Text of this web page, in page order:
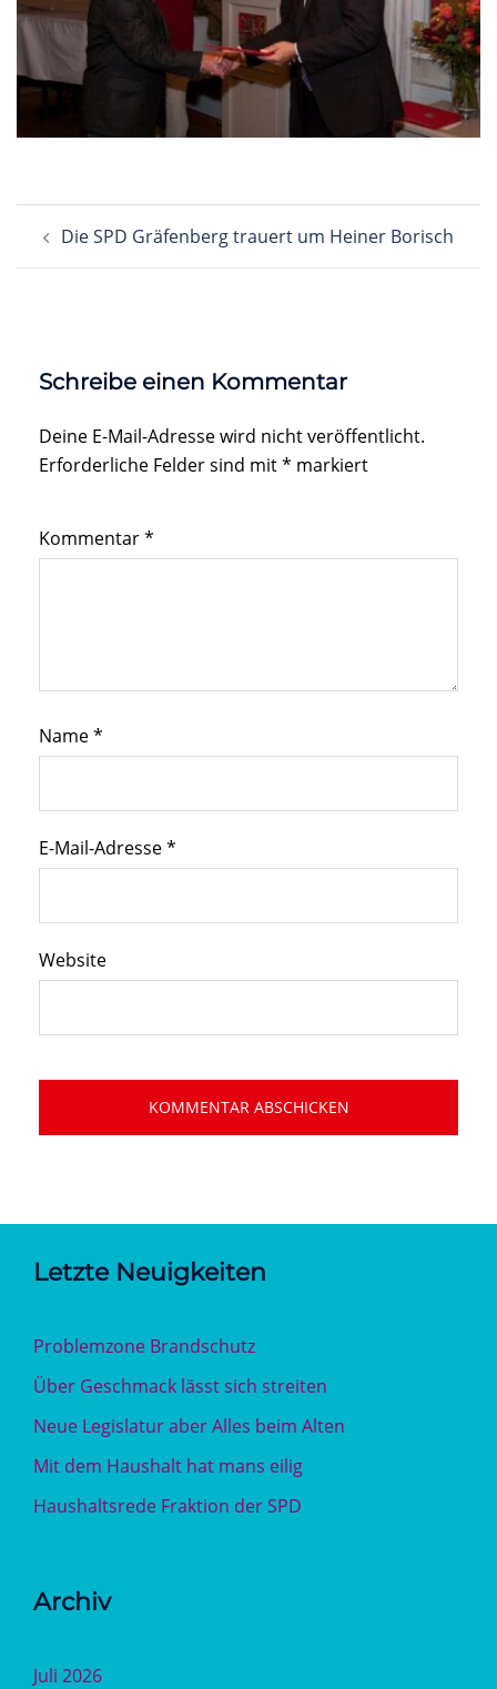
Die SPD Gräfenberg trauert um Heiner Borisch
Schreibe einen Kommentar
Deine E-Mail-Adresse wird nicht veröffentlicht.
Erforderliche Felder sind mit* markiert
Kommentar*
Name*
E-Mail-Adresse*
Website
Letzte Neuigkeiten
Problemzone Brandschutz
Über Geschmack lässt sich streiten
Neue Legislatur aber Alles beim Alten
Mit dem Haushalt hat mans eilig
Haushaltsrede Fraktion der SPD
Archiv
Juli 2026